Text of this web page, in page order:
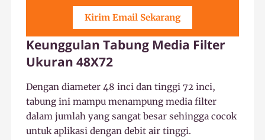
Kirim Email Sekarang
Keunggulan Tabung Media Filter
Ukuran 48X72
Dengan diameter 48 inci dan tinggi 72 inci,
tabung ini mampu menampung media filter
dalam jumlah yang sangat besar sehingga cocok
untuk aplikasi dengan debit air tinggi.